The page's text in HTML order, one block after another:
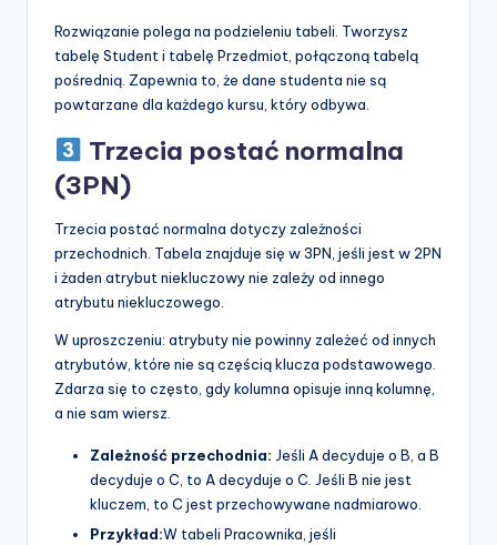
Rozwiązanie polega na podzieleniu tabeli. Tworzysz
tabelę Student i tabelę Przedmiot, połączoną tabelą
pośrednią. Zapewnia to, że dane studenta nie są
powtarzane dla każdego kursu, który odbywa.
Trzecia postać normalna
(3PN)
Trzecia postać normalna dotyczy zależności
przechodnich. Tabela znajduje się w 3PN, jeśli jest w 2PN
i żaden atrybut niekluczowy nie zależy od innego
atrybutu niekluczowego.
W uproszczeniu: atrybuty nie powinny zależeć od innych
atrybutów, które nie są częścią klucza podstawowego.
Zdarza się to często, gdy kolumna opisuje inną kolumnę,
a nie sam wiersz.
Zależność przechodnia: Jeśli A decyduje o B, a B
decyduje o C, to A decyduje o C. Jeśli B nie jest
kluczem, to C jest przechowywane nadmiarowo.
Przykład:W tabeli Pracownika, jeśli